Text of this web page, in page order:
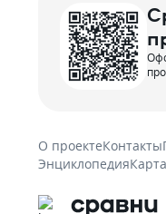
О проектеКонтакты
Энциклопедия